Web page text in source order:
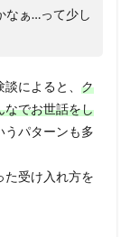
なぁ…って少し
によると、 ク
なでお世話をし
うパターンも多
た受け入れ方を